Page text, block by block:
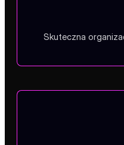
Skuteczna